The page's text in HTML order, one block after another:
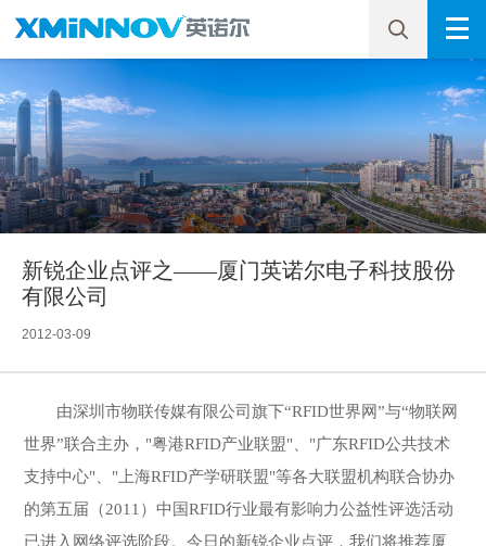
新锐企业点评之——厦门英诺尔电子科技股份
有限公司
2012-03-09
由深圳市物联传媒有限公司旗下“RFID世界网”与“物联网
世界”联合主办，"粤港RFID产业联盟"、"广东RFID公共技术
支持中心"、"上海RFID产学研联盟"等各大联盟机构联合协办
的第五届（2011）中国RFID行业最有影响力公益性评选活动
已进入网络评选阶段。今日的新锐企业点评，我们将推荐厦